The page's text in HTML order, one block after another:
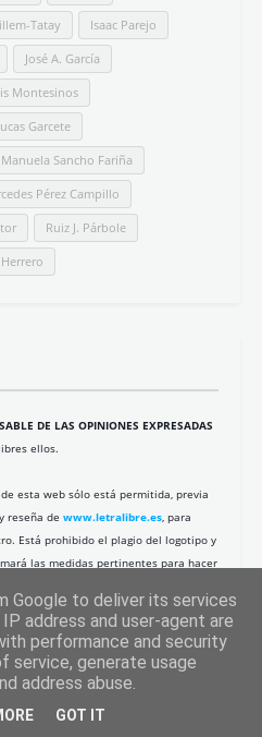
Tatay Isaac Parejo
José A. García
Montesinos
Garcete
Manuela Sancho Fariña
Pérez Campillo
Ruiz J. Párbole
DE LAS OPINIONES EXPRESADAS
ellos.
esta web sólo está permitida, previa
reseña de www.letralibre.es, para
Está prohibido el plagio del logotipo y
las medidas pertinentes para hacer
de las cookies en este sitio. +info
de Afiliados de Amazon de la
por hacer publicidad y
Google to deliver its services
address and user-agent are
performance and security
service, generate usage
address abuse.
GOT IT